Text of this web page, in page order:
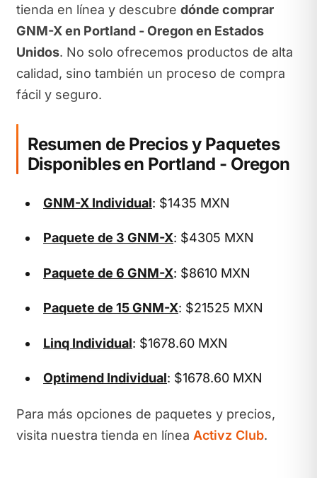
tienda en línea y descubre dónde comprar
GNM-X en Portland - Oregon en Estados
Unidos. No solo ofrecemos productos de alta
calidad, sino también un proceso de compra
fácil y seguro.
Resumen de Precios y Paquetes
Disponibles en Portland - Oregon
GNM-X Individual: $1435 MXN
Paquete de 3 GNM-X: $4305 MXN
Paquete de 6 GNM-X: $8610 MXN
Paquete de 15 GNM-X: $21525 MXN
Linq Individual: $1678.60 MXN
Optimend Individual: $1678.60 MXN
Para más opciones de paquetes y precios,
visita nuestra tienda en línea Activz Club.